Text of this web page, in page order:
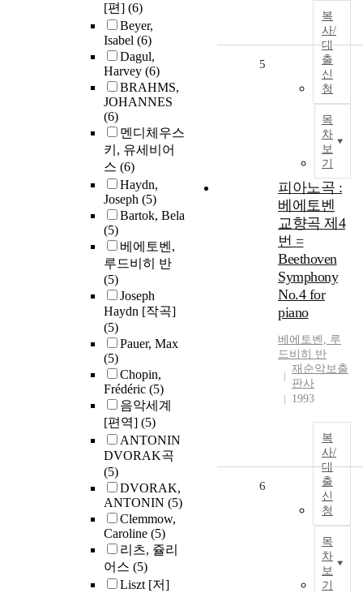
[편] (6)
Beyer,
Isabel (6)
Dagul,
Harvey (6)
BRAHMS,
JOHANNES
(6)
멘디체우스
키, 유세비어
스 (6)
Haydn,
Joseph (5)
Bartok, Bela
(5)
베에토벤,
루드비히 반
(5)
Joseph
Haydn [작곡]
(5)
Pauer, Max
(5)
Chopin,
Frédéric (5)
음악세계
[편역] (5)
ANTONIN
DVORAK곡
(5)
DVORAK,
ANTONIN (5)
Clemmow,
Caroline (5)
리츠, 쥴리
어스 (5)
Liszt [저]
복
사/
대
출
신
청
목
차
보
기
5
피아노곡 :
베에토벤
교향곡 제4
번 =
Beethoven
Symphony
No.4 for
piano
베에토벤, 루
드비히 반
재순악보출
판사
1993
복
사/
대
출
신
청
목
차
보
기
6